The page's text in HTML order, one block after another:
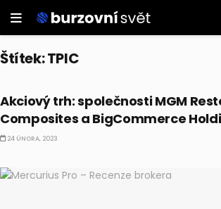
Štítek:TPIC
Akciový trh: společnosti MGM
Composites a BigCommerce
24 ÚNORA, 2023